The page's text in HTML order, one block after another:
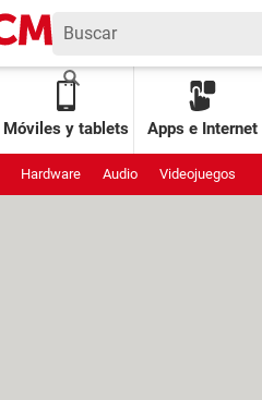
Móviles y tablets Apps e Internet
Hardware Audio Videojuegos